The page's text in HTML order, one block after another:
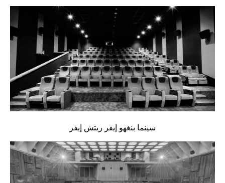
سينما بنغهو إيفر ريتش إيفر